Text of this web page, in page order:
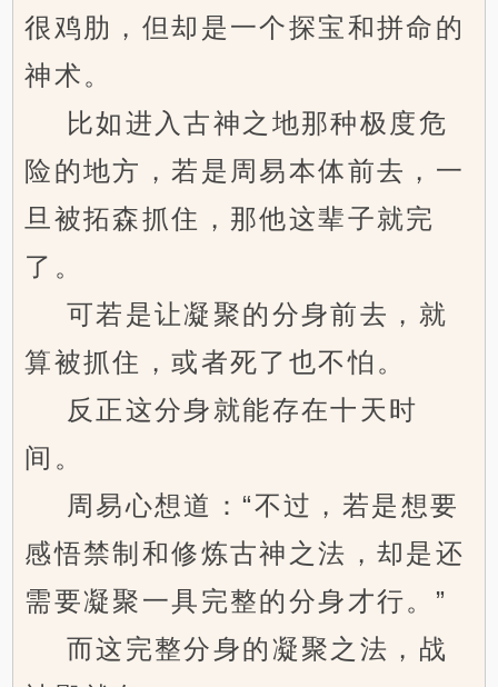
很鸡肋，但却是一个探宝和拼命的
神术。
比如进入古神之地那种极度危
险的地方，若是周易本体前去，一
旦被拓森抓住，那他这辈子就完
了。
可若是让凝聚的分身前去，就
算被抓住，或者死了也不怕。
反正这分身就能存在十天时
间。
周易心想道：“不过，若是想要
感悟禁制和修炼古神之法，却是还
需要凝聚一具完整的分身才行。”
而这完整分身的凝聚之法，战